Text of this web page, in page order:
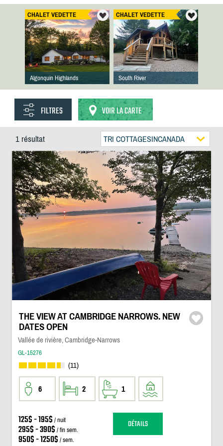
CHALET VEDETTE
Algonquin Highlands
CHALET VEDETTE
South River
FILTRES VOIR LA CARTE
1 résultat TRI COTTAGESINCANADA
THE VIEW AT CAMBRIDGE NARROWS. NEW
DATES OPEN
Vallée de rivière, Cambridge-Narrows
GL-15276
(11)
6 2 1
125$ - 195$ / nuit
295$ - 390$ / fin sem.
950$ - 1250$ / sem.
DÉTAILS